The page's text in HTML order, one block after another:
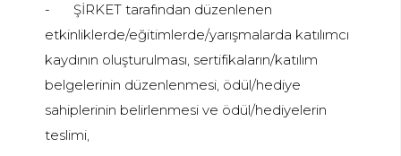
-
ŞİRKET tarafından düzenlenen
etkinliklerde/eğitimlerde/yarışmalarda katılımcı
kaydının oluşturulması, sertifikaların/katılım
belgelerinin düzenlenmesi, ödül/hediye
sahiplerinin belirlenmesi ve ödül/hediyelerin
teslimi,